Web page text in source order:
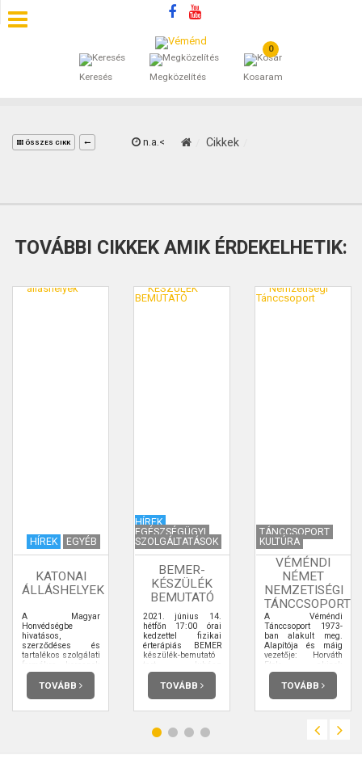
Keresés Megközelítés
0
Kosaram
SZÁLLÁSOK
ÁLTALÁNOS SZERZŐDÉSI FELTÉTELEK
ÖSSZES CIKK n.a.< Cikkek
TOVÁBBI CIKKEK AMIK ÉRDEKELHETIK:
HÍREK EGYÉB
KATONAI
ÁLLÁSHELYEK
A Magyar
Honvédségbe
hivatásos,
szerződéses és
tartalékos szolgálati
formákra keresnek
jelentkezőket.
TOVÁBB
HÍREK
EGÉSZSÉGÜGYI
SZOLGÁLTATÁSOK
BEMER-
KÉSZÜLÉK
BEMUTATÓ
2021. június 14.
hétfőn 17:00 órai
kedzettel fizikai
érterápiás BEMER
készülék-bemutató
tart Juhász
Zsuzsanna Emőke
szaktanácsadó.
TOVÁBB
TÁNCCSOPORT
KULTÚRA
VÉMÉNDI
NÉMET
NEMZETISÉGI
TÁNCCSOPORT
A Véméndi
Tánccsoport 1973-
ban alakult meg.
Alapítója és máig
vezetője: Horváth
Etele, akinek
szívügye és életcélja
a német nemzetiségi
kultúra ápolása. A
csoportot jelöl, ami
gyermek és felnőtt
TOVÁBB